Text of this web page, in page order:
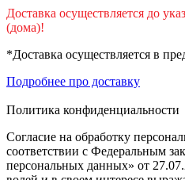
Доставка осуществляется до
(дома)!
*Доставка осуществляется в
Подробнее про доставку
Политика конфиденциальности
Согласие на обработку
соответствии с Федеральным
персональных данных» от